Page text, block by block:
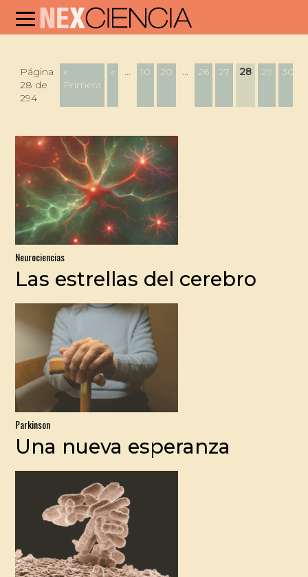
Página
28 de
294
«
Primera
« ... 10 20 ... 26 27 28 29 30
Neurociencias
Las estrellas del cerebro
Parkinson
Una nueva esperanza